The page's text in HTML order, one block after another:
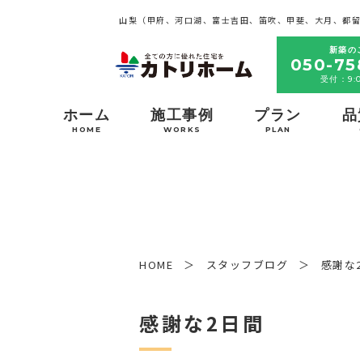
山梨（甲府、河口湖、富士吉田、笛吹、甲斐、大月、都
新築の
050-
受付：
ホーム
HOME
施工事例
WORKS
プラン
PLAN
HOME スタッフブログ 感謝な
感謝な2日間